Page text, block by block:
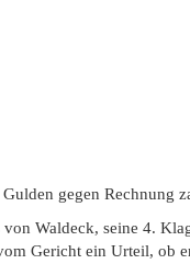
gegen Rechnung
Waldeck, seine 4.
Gericht ein Urteil, ob